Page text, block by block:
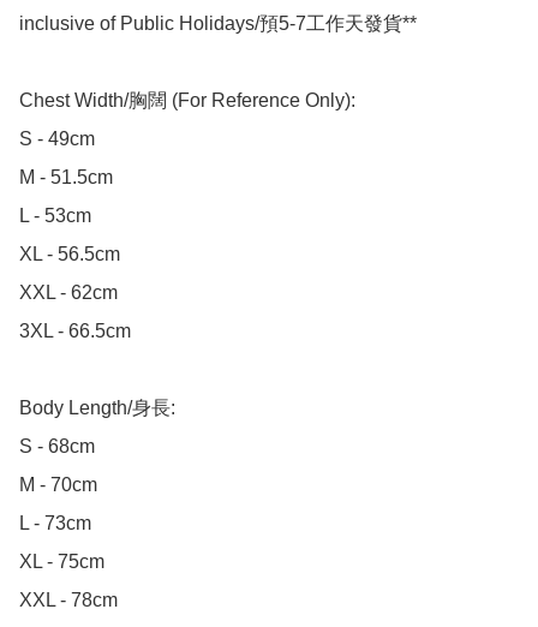
inclusive of Public Holidays/預5-7工作天發貨**
Chest Width/胸闊 (For Reference Only):
S - 49cm
M - 51.5cm
L - 53cm
XL - 56.5cm
XXL - 62cm
3XL - 66.5cm
Body Length/身長:
S - 68cm
M - 70cm
L - 73cm
XL - 75cm
XXL - 78cm